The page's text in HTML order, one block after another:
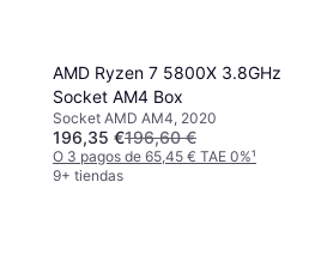
AMD Ryzen 7 5800X 3.8GHz
Socket AM4 Box
Socket AMD AM4, 2020
196,35 €196,60 €
O 3 pagos de 65,45 € TAE 0%¹
9+ tiendas